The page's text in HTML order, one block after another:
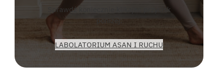
Sprawdź koniecznie klikajac przycisk
poniżej:
LABOLATORIUM ASAN I RUCHU